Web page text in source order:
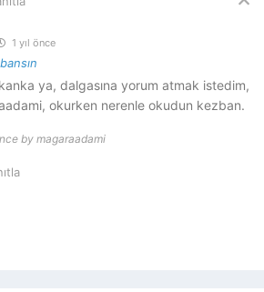
1 yıl önce
ya, dalgasına yorum atmak istedim,
okurken nerenle okudun kezban.
by magaraadami